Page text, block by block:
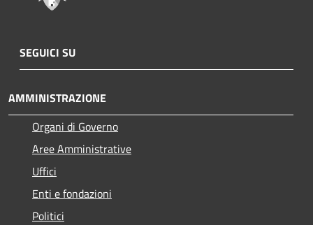
SEGUICI SU
AMMINISTRAZIONE
Organi di Governo
Aree Amministrative
Uffici
Enti e fondazioni
Politici